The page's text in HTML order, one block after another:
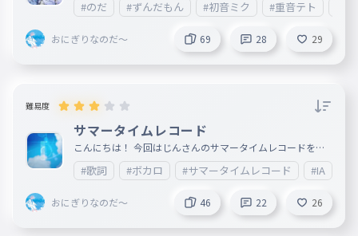
026
どうだい？アタシのコトアナタ
どうだいアタシのコトアナタ
ダイダイダイダイダイキライになった？
ダイダイダイダイダイキライになっ
ダイダイダイダイダイキライになった
あァ百害あって一利ナシNothing Not see
あァ百害あって一利ナシNothing N
ot see
あァひゃくがいあっていちりナシnothig not see
回！ ＿＿＿＿＿＿＿＿＿＿＿＿＿＿＿＿＿＿＿＿＿＿＿＿
＿＿＿＿＿＿＿ 配信/発売日：2023/11/06 作詞：大漠波新
作曲：大漠波新 feat.ずんだもん、初音ミク、重音テト
#のだ #ずんだもん #初音ミク #重音テト
おにぎりなのだ～ 69 28 29
難易度
サマータイムレコード
こんにちは！ 今回はじんさんのサマータイムレコードを作
りました！ ぜひ聴いてみてください ＿＿＿＿＿＿＿＿＿＿
＿＿＿＿＿＿＿＿＿＿＿＿＿＿＿＿＿＿＿＿＿＿＿＿＿＿＿
＿＿＿＿＿＿＿＿＿＿＿＿＿＿＿＿＿ 2013/9/03 リリース
#歌詞 #ボカロ #サマータイムレコード #IA
おにぎりなのだ～ 46 22 26